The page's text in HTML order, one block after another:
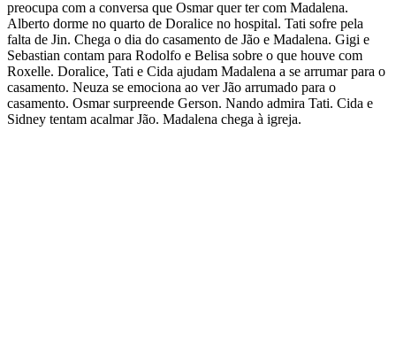
preocupa com a conversa que Osmar quer ter com Madalena.
Alberto dorme no quarto de Doralice no hospital. Tati sofre pela
falta de Jin. Chega o dia do casamento de Jão e Madalena. Gigi e
Sebastian contam para Rodolfo e Belisa sobre o que houve com
Roxelle. Doralice, Tati e Cida ajudam Madalena a se arrumar para o
casamento. Neuza se emociona ao ver Jão arrumado para o
casamento. Osmar surpreende Gerson. Nando admira Tati. Cida e
Sidney tentam acalmar Jão. Madalena chega à igreja.